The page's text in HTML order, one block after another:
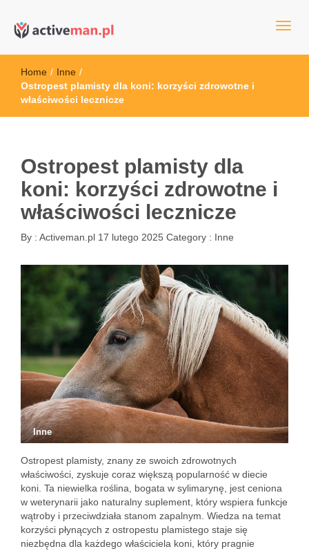
active man – sprzęt sportowy
sportowym
Home / Inne /
Ostropest plamisty dla koni: korzyści zdrowotne i
właściwości lecznicze
Ostropest plamisty dla
koni: korzyści zdrowotne i
właściwości lecznicze
By : Activeman.pl 17 lutego 2025 Category : Inne
Inne
Ostropest plamisty, znany ze swoich zdrowotnych
właściwości, zyskuje coraz większą popularność w diecie
koni. Ta niewielka roślina, bogata w sylimarynę, jest ceniona
w weterynarii jako naturalny suplement, który wspiera funkcje
wątroby i przeciwdziała stanom zapalnym. Wiedza na temat
korzyści płynących z ostropestu plamistego staje się
niezbędna dla każdego właściciela koni, który pragnie